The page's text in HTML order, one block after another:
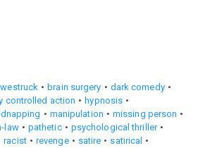
brain surgery
dark comedy
controlled action
hypnosis
manipulation
missing person
law pathetic
psychological thriller
racist revenge satire
satirical